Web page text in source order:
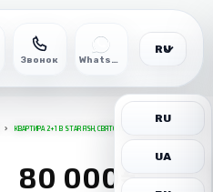
Звонок WhatsApp
RU
RU
UA
КВАРТИРА 2+1 В STAR FISH, СВЯТОЙ ВЛАС ID: 97941
80 000€